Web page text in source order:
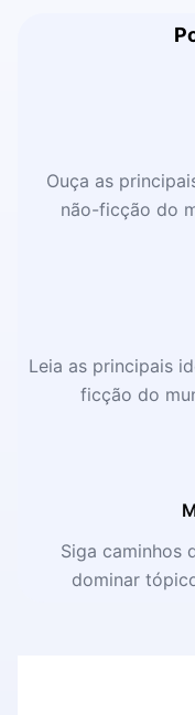
Ouça as
não-ficção do
Leia as principais
ficção do
Siga caminhos
dominar